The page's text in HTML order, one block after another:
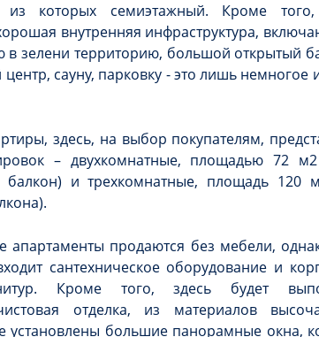
которых семиэтажный. Кроме того,
внутренняя инфраструктура,
в зелени территорию, большой открытый
сауну, парковку - это лишь немногое
здесь, на выбор покупателям,
– двухкомнатные, площадью 72
балкон) и трехкомнатные, площадь 120
апартаменты продаются без мебели,
сантехническое оборудование и
Кроме того, здесь будет
отделка, из материалов
установлены большие панорамные окна,